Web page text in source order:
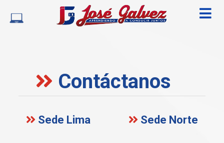
Contáctanos
Sede Lima Sede Norte